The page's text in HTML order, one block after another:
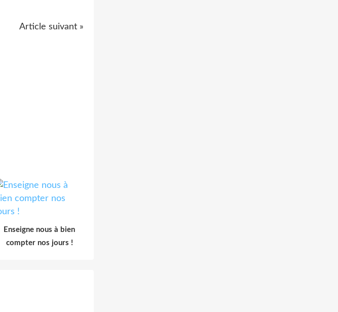
Article suivant »
Enseigne nous à bien
compter nos jours !